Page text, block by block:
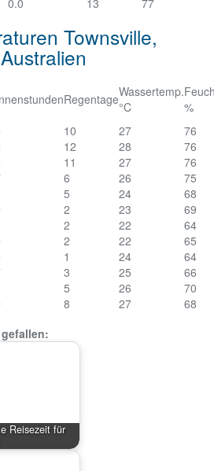
0.0 13 77
Townsville,
RegentageWassertemp.
°C
%
10 27
76
12 28
76
11 27
76
6 26
75
5 24
68
2 23
69
2 22
64
2 22
65
1 24
64
3 25
66
5 26
70
8 27
68
Reisezeit für